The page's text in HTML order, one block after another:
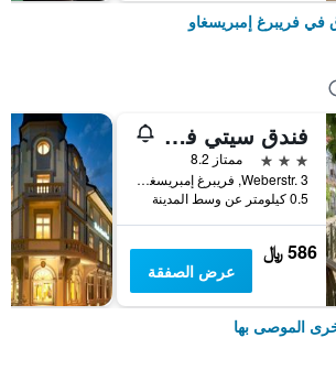
في فريبرغ إمبريسغاو
فندق سيتي فرايبورغ
3 نجوم
ممتاز 8.2
Weberstr. 3, فريبرغ إمبريسغاو, بادن - فورتمبيرغ, ألمانيا
0.5 كيلومتر عن وسط المدينة
586 ﷼
عرض الصفقة
الموصى بها